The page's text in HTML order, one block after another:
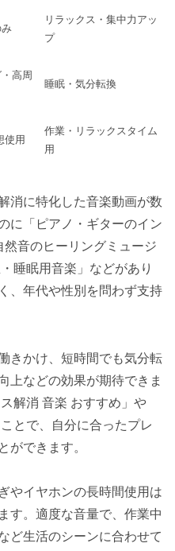
リラックス・集中力アッ
プ
高周
睡眠・気分転換
使用
作業・リラックスタイム
用
消に特化した音楽動画が数
に「ピアノ・ギターのイン
音のヒーリングミュージ
睡眠用音楽」などがあり
、年代や性別を問わず支持
きかけ、短時間でも気分転
上などの効果が期待できま
解消 音楽 おすすめ」や
とで、自分に合ったプレ
ができます。
やイヤホンの長時間使用は
す。適度な音量で、作業中
ど生活のシーンに合わせて